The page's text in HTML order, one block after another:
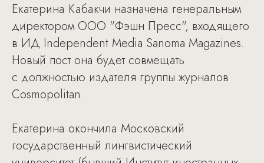
Екатерина Кабакчи назначена генеральным
директором ООО "Фэшн Пресс", входящего
в ИД Independent Media Sanoma Magazines.
Новый пост она будет совмещать
с должностью издателя группы журналов
Cosmopolitan.
Екатерина окончила Московский
государственный лингвистический